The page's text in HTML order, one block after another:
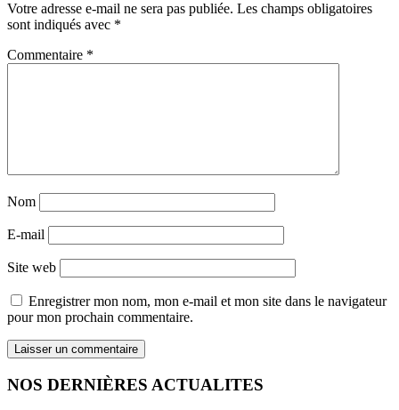
Votre adresse e-mail ne sera pas publiée. Les champs obligatoires
sont indiqués avec *
Commentaire *
Nom
E-mail
Site web
Enregistrer mon nom, mon e-mail et mon site dans le navigateur
pour mon prochain commentaire.
NOS DERNIÈRES ACTUALITES